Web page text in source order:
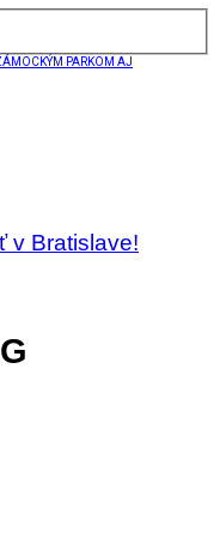
PARKOM AJ
v Bratislave!